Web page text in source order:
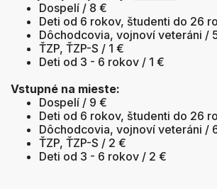
Dospelí / 8 €
Deti od 6 rokov, študenti do 26
Dôchodcovia, vojnoví veteráni /
ŤZP, ŤZP-S / 1 €
Deti od 3 - 6 rokov / 1 €
Vstupné na mieste:
Dospelí / 9 €
Deti od 6 rokov, študenti do 26
Dôchodcovia, vojnoví veteráni /
ŤZP, ŤZP-S / 2 €
Deti od 3 - 6 rokov / 2 €